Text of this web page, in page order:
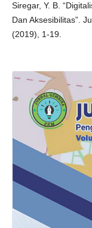
Siregar, Y. B.
Dan Aksesibilitas”.
(2019), 1-19.